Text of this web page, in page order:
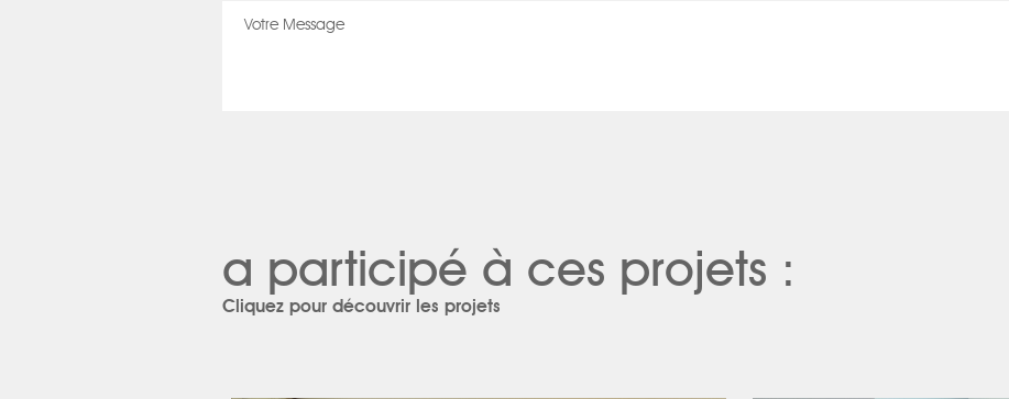
a participé à ces projets :
Cliquez pour découvrir les projets